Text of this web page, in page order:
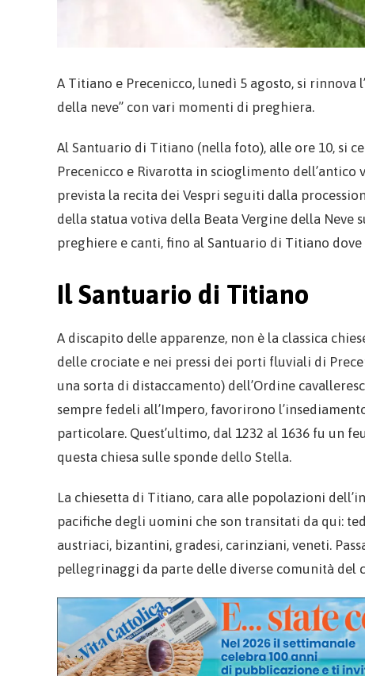
A Titiano e Precenicco, lunedì 5 agosto, si
della neve” con vari momenti di preghiera.
Al Santuario di Titiano (nella foto), alle ore 10, si
Precenicco e Rivarotta in scioglimento dell’antico
prevista la recita dei Vespri seguiti dalla
della statua votiva della Beata Vergine della Neve
preghiere e canti, fino al Santuario di Titiano dove
Il Santuario di Titiano
A discapito delle apparenze, non è la classica
delle crociate e nei pressi dei porti fluviali di
una sorta di distaccamento) dell’Ordine
sempre fedeli all’Impero, favorirono
particolare. Quest’ultimo, dal 1232 al 1636 fu un
questa chiesa sulle sponde dello Stella.
La chiesetta di Titiano, cara alle popolazioni
pacifiche degli uomini che son transitati da qui:
austriaci, bizantini, gradesi, carinziani, veneti.
pellegrinaggi da parte delle diverse comunità del